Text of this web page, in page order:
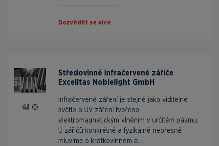
Dozvědět se více
Středovlnné infračervené zářiče
Excelitas Noblelight GmbH
Infračervené záření je stejně jako viditelné
světlo a UV záření tvořeno
elektromagnetickým vlněním v určitém pásmu.
U zářičů konkrétně a fyzikálně nepřesně
mluvíme o krátkovlnném a...